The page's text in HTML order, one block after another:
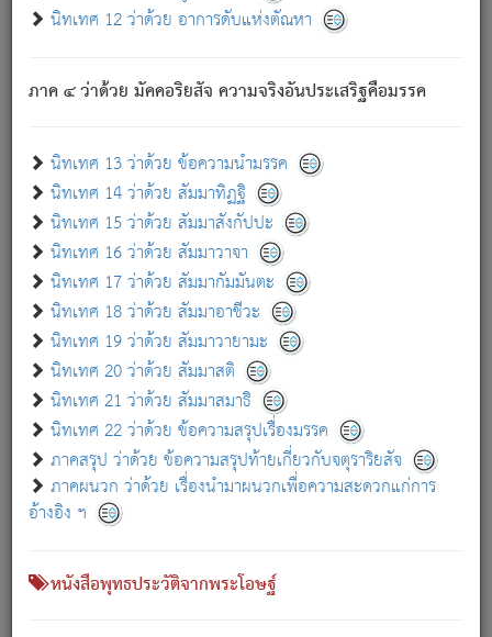
นิทเทศ 12 ว่าด้วย อาการดับแห่งตัณหา
ภาค ๔ ว่าด้วย มัคคอริยสัจ ความจริงอันประเสริฐคือมรรค
นิทเทศ 13 ว่าด้วย ข้อความนำมรรค
นิทเทศ 14 ว่าด้วย สัมมาทิฏฐิ
นิทเทศ 15 ว่าด้วย สัมมาสังกัปปะ
นิทเทศ 16 ว่าด้วย สัมมาวาจา
นิทเทศ 17 ว่าด้วย สัมมากัมมันตะ
นิทเทศ 18 ว่าด้วย สัมมาอาชีวะ
นิทเทศ 19 ว่าด้วย สัมมาวายามะ
นิทเทศ 20 ว่าด้วย สัมมาสติ
นิทเทศ 21 ว่าด้วย สัมมาสมาธิ
นิทเทศ 22 ว่าด้วย ข้อความสรุปเรื่องมรรค
ภาคสรุป ว่าด้วย ข้อความสรุปท้ายเกี่ยวกับจตุราริยสัจ
ภาคผนวก ว่าด้วย เรื่องนำมาผนวกเพื่อความสะดวกแก่การ
อ้างอิง ฯ
หนังสือพุทธประวัติจากพระโอษฐ์
เกี่ยวกับธรรมโฆษณ์ออนไลน์ (Disclaimer)
แม้ระบบ "ธรรมโฆษณ์ออนไลน์" พยายามปรับปรุงข้อมูลให้ถูกต้องมากที่สุด
ผู้ศึกษาก็พึงตรวจสอบกับตัวเล่มหนังสือต้นฉบับ ที่มีการพิมพ์ครั้งล่าสุด
ก่อนนำข้อมูลไปใช้ในการอ้างอิง"
เกี่ยวกับอัตถจารี|เกี่ยวกับการพัฒนา|แจ้งข้อผิดพลาด / แนะนำ
หนังสือที่เกี่ยวข้อง